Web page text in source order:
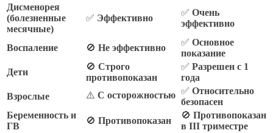
Дисменорея
(болезненные
месячные)
✅ Эффективно
✅ Очень
эффективно
Воспаление 🚫 Не эффективно
✅ Основное
показание
Дети
🚫 Строго
противопоказан
✅ Разрешен с 1
года
Взрослые
⚠️ С осторожностью ✅ Относительно
безопасен
Беременность и
ГВ
🚫 Противопоказан
🚫 Противопоказан
в III триместре